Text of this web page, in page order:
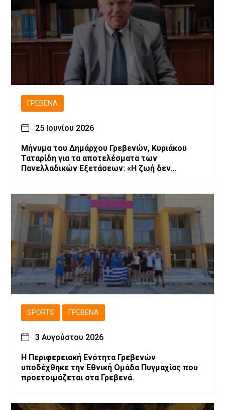
ΓΡΕΒΕΝΆ
25 Ιουνίου 2026
Μήνυμα του Δημάρχου Γρεβενών, Κυριάκου
Ταταρίδη για τα αποτελέσματα των
Πανελλαδικών Εξετάσεων: «Η ζωή δεν
SPORTS ΓΡΕΒΕΝΆ
3 Αυγούστου 2026
Η Περιφερειακή Ενότητα Γρεβενών
υποδέχθηκε την Εθνική Ομάδα Πυγμαχίας που
προετοιμάζεται στα Γρεβενά.